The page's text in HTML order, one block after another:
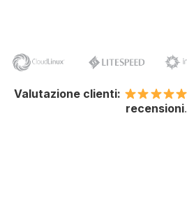
Valutazione clienti:
recensioni.